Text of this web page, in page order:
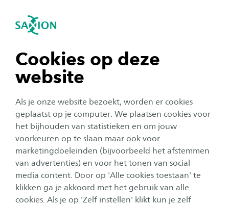
Cookies op deze
website
Als je onze website bezoekt, worden er cookies
geplaatst op je computer. We plaatsen cookies voor
het bijhouden van statistieken en om jouw
voorkeuren op te slaan maar ook voor
marketingdoeleinden (bijvoorbeeld het afstemmen
van advertenties) en voor het tonen van social
media content. Door op 'Alle cookies toestaan' te
klikken ga je akkoord met het gebruik van alle
cookies. Als je op 'Zelf instellen' klikt kun je zelf
Navigatie openen
tonen
tonen
tonen
tonen
sluiten
Voor voltijdstudenten
Een studie kiezen: heel leuk of vooral veel
gestress? Welke opleiding past nou echt bij je?
En hoe maak je de juiste studiekeuze? Hieronder
zetten we drie fases in je studiekeuze op een
rijtje.